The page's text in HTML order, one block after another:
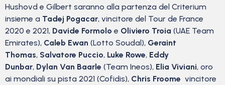
Hushovd e Gilbert saranno alla partenza del Criterium
insieme a Tadej Pogacar, vincitore del Tour de France
2020 e 2021, Davide Formolo e Oliviero Troia (UAE Team
Emirates), Caleb Ewan (Lotto Soudal), Geraint
Thomas, Salvatore Puccio, Luke Rowe, Eddy
Dunbar, Dylan Van Baarle (Team Ineos), Elia Viviani, oro
ai mondiali su pista 2021 (Cofidis), Chris Froome vincitore